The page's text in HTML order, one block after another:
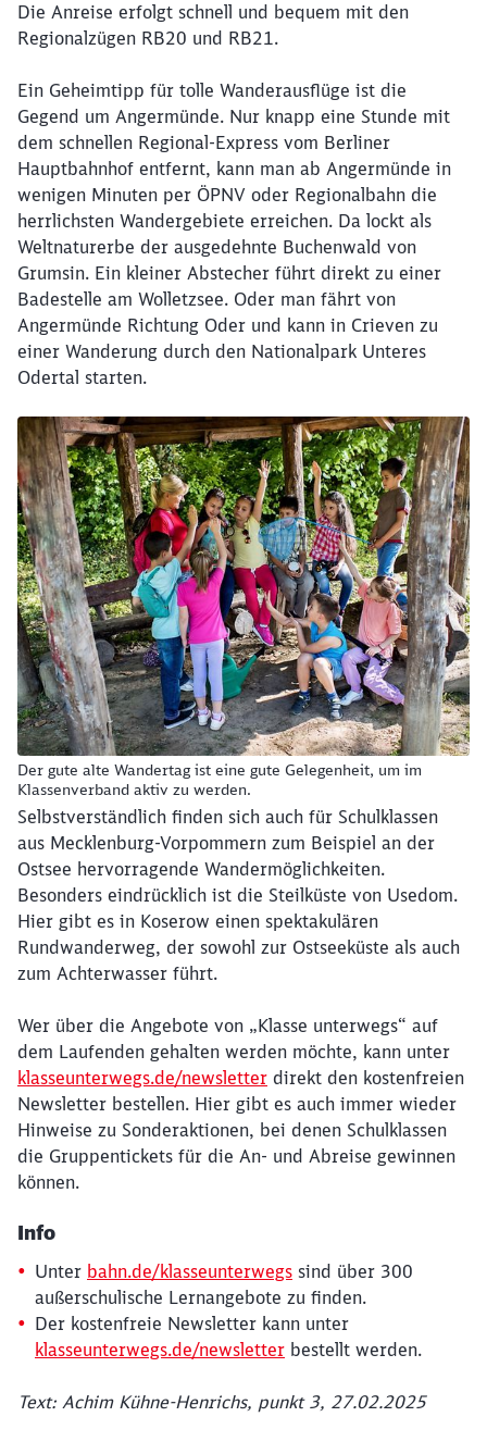
Die Anreise erfolgt schnell und bequem mit den
Regionalzügen RB20 und RB21.
Ein Geheimtipp für tolle Wanderausflüge ist die
Gegend um Angermünde. Nur knapp eine Stunde mit
dem schnellen Regional-Express vom Berliner
Hauptbahnhof entfernt, kann man ab Angermünde in
wenigen Minuten per ÖPNV oder Regionalbahn die
herrlichsten Wandergebiete erreichen. Da lockt als
Weltnaturerbe der ausgedehnte Buchenwald von
Grumsin. Ein kleiner Abstecher führt direkt zu einer
Badestelle am Wolletzsee. Oder man fährt von
Angermünde Richtung Oder und kann in Crieven zu
einer Wanderung durch den Nationalpark Unteres
Odertal starten.
Der gute alte Wandertag ist eine gute Gelegenheit, um im
Klassenverband aktiv zu werden.
Selbstverständlich finden sich auch für Schulklassen
aus Mecklenburg-Vorpommern zum Beispiel an der
Ostsee hervorragende Wandermöglichkeiten.
Besonders eindrücklich ist die Steilküste von Usedom.
Hier gibt es in Koserow einen spektakulären
Rundwanderweg, der sowohl zur Ostseeküste als auch
zum Achterwasser führt.
Wer über die Angebote von „Klasse unterwegs“ auf
dem Laufenden gehalten werden möchte, kann unter
klasseunterwegs.de/newsletter direkt den kostenfreien
Newsletter bestellen. Hier gibt es auch immer wieder
Hinweise zu Sonderaktionen, bei denen Schulklassen
die Gruppentickets für die An- und Abreise gewinnen
können.
Info
Unter bahn.de/klasseunterwegs sind über 300
außerschulische Lernangebote zu finden.
Der kostenfreie Newsletter kann unter
klasseunterwegs.de/newsletter bestellt werden.
Text: Achim Kühne-Henrichs, punkt 3, 27.02.2025
Schließen
Möchten Sie zuweitergeleitet
werden?
Abbrechen Weiter